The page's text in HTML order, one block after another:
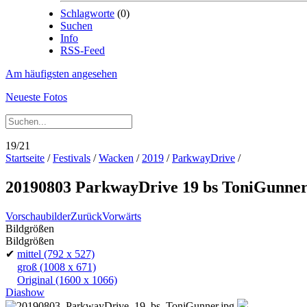
Schlagworte (0)
Suchen
Info
RSS-Feed
Am häufigsten angesehen
Neueste Fotos
19/21
Startseite /Festivals /Wacken / 2019 /ParkwayDrive /
20190803 ParkwayDrive 19 bs
VorschaubilderZurückVorwärts
Bildgrößen
Bildgrößen
✔ mittel (792 x 527)
groß (1008 x 671)
Original (1600 x 1066)
Diashow